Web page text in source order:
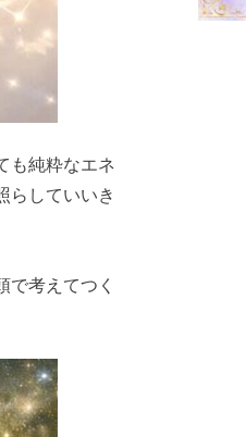
も純粋なエネ
らしていいき
考えてつく